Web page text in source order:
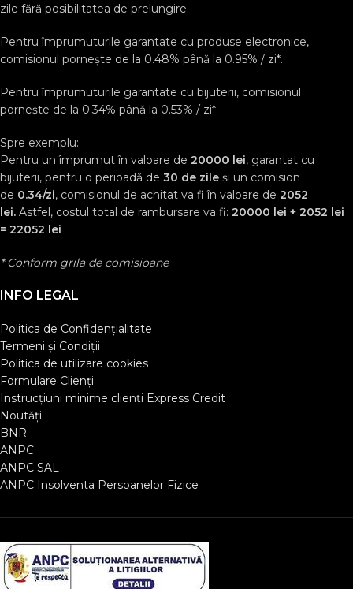
zile fără posibilitatea de prelungire.
Pentru împrumuturile garantate cu produse electronice,
comisionul pornește de la 0.48% până la 0.95% / zi*.
Pentru împrumuturile garantate cu bijuterii, comisionul
pornește de la 0.34% până la 0.53% / zi*.
Spre exemplu:
Pentru un împrumut în valoare de 20000 lei, garantat cu
bijuterii, pentru o perioadă de 30 de zile și un comision
de 0.34/zi, comisionul de achitat va fi în valoare de 2052
lei. Astfel, costul total de rambursare va fi: 20000 lei + 2052 lei
= 22052 lei
* Conform grila de comisioane
INFO LEGAL
Politica de Confidențialitate
Termeni și Condiții
Politica de utilizare cookies
Formulare Clienţi
Instrucțiuni minime clienți Express Credit
Noutăți
BNR
ANPC
ANPC SAL
ANPC Insolventa Persoanelor Fizice